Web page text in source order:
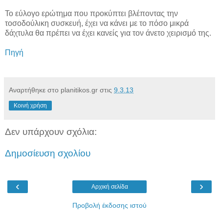
Το εύλογο ερώτημα που προκύπτει βλέποντας την
τοσοδούλικη συσκευή, έχει να κάνει με το πόσο μικρά
δάχτυλα θα πρέπει να έχει κανείς για τον άνετο χειρισμό της.
Πηγή
Αναρτήθηκε στο planitikos.gr στις 9.3.13
Κοινή χρήση
Δεν υπάρχουν σχόλια:
Δημοσίευση σχολίου
‹ ›
Αρχική σελίδα
Προβολή έκδοσης ιστού